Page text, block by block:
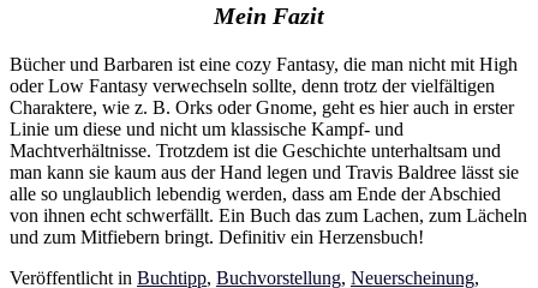
Mein Fazit
Bücher und Barbaren ist eine cozy Fantasy, die man nicht mit High
oder Low Fantasy verwechseln sollte, denn trotz der vielfältigen
Charaktere, wie z. B. Orks oder Gnome, geht es hier auch in erster
Linie um diese und nicht um klassische Kampf- und
Machtverhältnisse. Trotzdem ist die Geschichte unterhaltsam und
man kann sie kaum aus der Hand legen und Travis Baldree lässt sie
alle so unglaublich lebendig werden, dass am Ende der Abschied
von ihnen echt schwerfällt. Ein Buch das zum Lachen, zum Lächeln
und zum Mitfiebern bringt. Definitiv ein Herzensbuch!
Veröffentlicht in Buchtipp, Buchvorstellung, Neuerscheinung,